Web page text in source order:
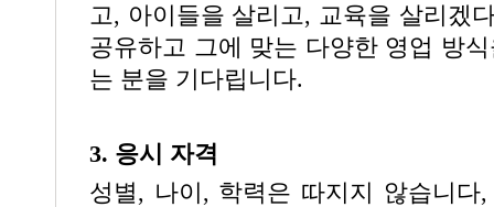
고, 아이들을 살리고, 교육을 살리겠
공유하고 그에 맞는 다양한 영업 방
는 분을 기다립니다.
3. 응시 자격
성별, 나이, 학력은 따지지 않습니다